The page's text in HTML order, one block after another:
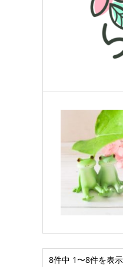
8件中 1〜8件を表示